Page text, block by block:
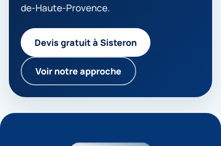
de-Haute-Provence.
Devis gratuit à Sisteron
Voir notre approche